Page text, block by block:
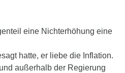
eine Nichterhöhung eine
hatte, er liebe die Inflation.
außerhalb der Regierung